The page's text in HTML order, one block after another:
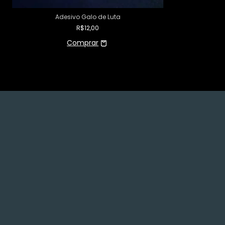
Adesivo Galo de Luta
R$12,00